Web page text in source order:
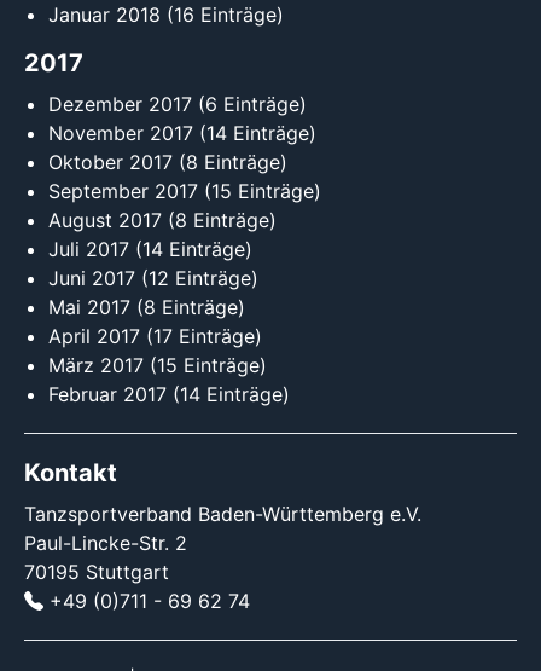
Januar 2018 (16 Einträge)
2017
Dezember 2017 (6 Einträge)
November 2017 (14 Einträge)
Oktober 2017 (8 Einträge)
September 2017 (15 Einträge)
August 2017 (8 Einträge)
Juli 2017 (14 Einträge)
Juni 2017 (12 Einträge)
Mai 2017 (8 Einträge)
April 2017 (17 Einträge)
März 2017 (15 Einträge)
Februar 2017 (14 Einträge)
Kontakt
Tanzsportverband Baden-Württemberg e.V.
Paul-Lincke-Str. 2
70195 Stuttgart
+49 (0)711 - 69 62 74